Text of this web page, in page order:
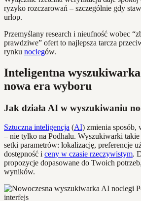
ryzyko rozczarowań – szczególnie gdy
urlop.
Przemyślany research i nieufność wobec
prawdziwe” ofert to najlepsza tarcza
rynku noclegów.
Inteligentna
nowa era wyboru
Jak działa AI w wyszukiwaniu
Sztuczna inteligencja (AI) zmienia sposób,
– nie tylko na Podhalu. Wyszukiwarki
setki parametrów: lokalizację, preferencje
dostępność i ceny w czasie rzeczywistym.
propozycje dopasowane do Twoich
wyników.